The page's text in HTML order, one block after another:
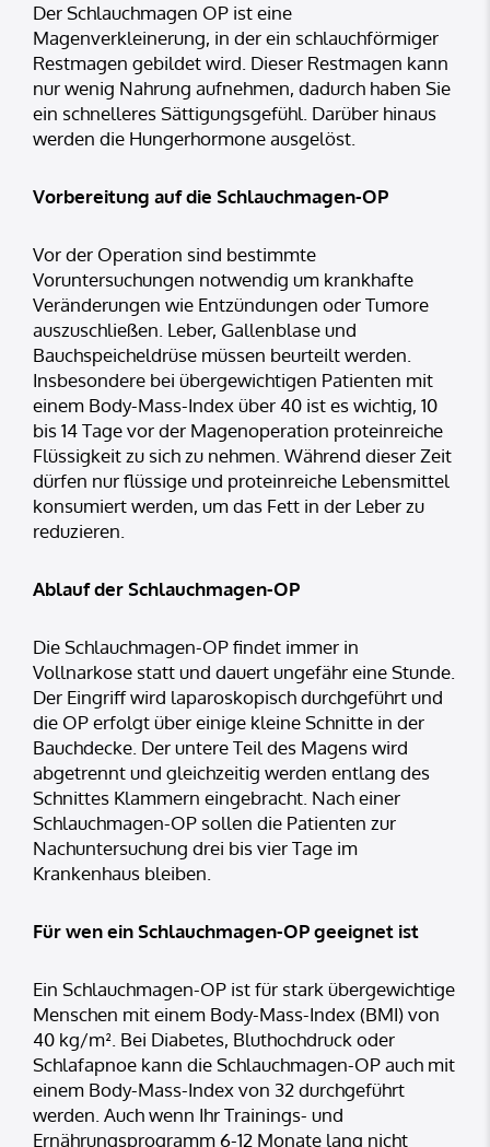
Der Schlauchmagen OP ist eine
Magenverkleinerung, in der ein schlauchförmiger
Restmagen gebildet wird. Dieser Restmagen kann
nur wenig Nahrung aufnehmen, dadurch haben Sie
ein schnelleres Sättigungsgefühl. Darüber hinaus
werden die Hungerhormone ausgelöst.
Vorbereitung auf die Schlauchmagen-OP
Vor der Operation sind bestimmte
Voruntersuchungen notwendig um krankhafte
Veränderungen wie Entzündungen oder Tumore
auszuschließen. Leber, Gallenblase und
Bauchspeicheldrüse müssen beurteilt werden.
Insbesondere bei übergewichtigen Patienten mit
einem Body-Mass-Index über 40 ist es wichtig, 10
bis 14 Tage vor der Magenoperation proteinreiche
Flüssigkeit zu sich zu nehmen. Während dieser Zeit
dürfen nur flüssige und proteinreiche Lebensmittel
konsumiert werden, um das Fett in der Leber zu
reduzieren.
Ablauf der Schlauchmagen-OP
Die Schlauchmagen-OP findet immer in
Vollnarkose statt und dauert ungefähr eine Stunde.
Der Eingriff wird laparoskopisch durchgeführt und
die OP erfolgt über einige kleine Schnitte in der
Bauchdecke. Der untere Teil des Magens wird
abgetrennt und gleichzeitig werden entlang des
Schnittes Klammern eingebracht. Nach einer
Schlauchmagen-OP sollen die Patienten zur
Nachuntersuchung drei bis vier Tage im
Krankenhaus bleiben.
Für wen ein Schlauchmagen-OP geeignet ist
Ein Schlauchmagen-OP ist für stark übergewichtige
Menschen mit einem Body-Mass-Index (BMI) von
40 kg/m². Bei Diabetes, Bluthochdruck oder
Schlafapnoe kann die Schlauchmagen-OP auch mit
einem Body-Mass-Index von 32 durchgeführt
werden. Auch wenn Ihr Trainings- und
Ernährungsprogramm 6-12 Monate lang nicht